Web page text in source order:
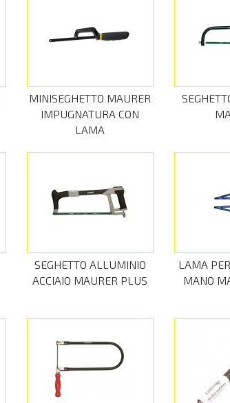
MINISEGHETTO MAURER
IMPUGNATURA CON
LAMA
SEGHETTO ALLUMINIO
ACCIAIO MAURER PLUS
LAMA
MANO